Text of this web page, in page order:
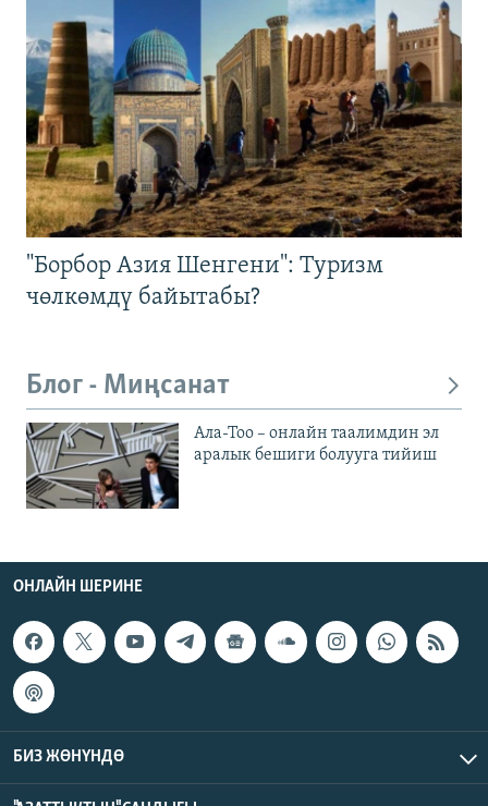
"Борбор Азия Шенгени": Туризм
чөлкөмдү байытабы?
Блог - Миңсанат
Ала-Тоо – онлайн таалимдин эл
аралык бешиги болууга тийиш
ОНЛАЙН ШЕРИНЕ
БИЗ ЖӨНҮНДӨ